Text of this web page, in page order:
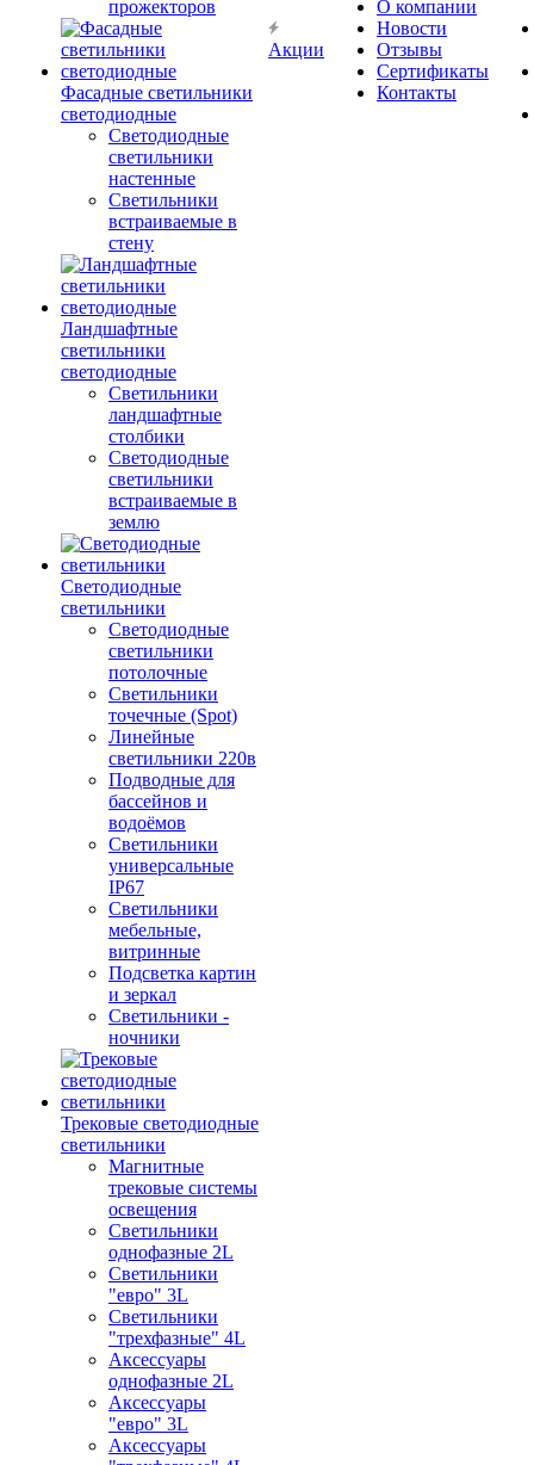
прожекторов
Фасадные светильники
светодиодные
Светодиодные
светильники
настенные
Светильники
встраиваемые в
стену
Ландшафтные
светильники
светодиодные
Светильники
ландшафтные
столбики
Светодиодные
светильники
встраиваемые в
землю
Светодиодные
светильники
Светодиодные
светильники
потолочные
Светильники
точечные (Spot)
Линейные
светильники 220в
Подводные для
бассейнов и
водоёмов
Светильники
универсальные
IP67
Светильники
мебельные,
витринные
Подсветка картин
и зеркал
Светильники -
ночники
Трековые светодиодные
светильники
Магнитные
трековые системы
освещения
Светильники
однофазные 2L
Светильники
"евро" 3L
Светильники
"трехфазные" 4L
Аксессуары
однофазные 2L
Аксессуары
"евро" 3L
Аксессуары
Акции
О компании
Новости
Отзывы
Сертификаты
Контакты